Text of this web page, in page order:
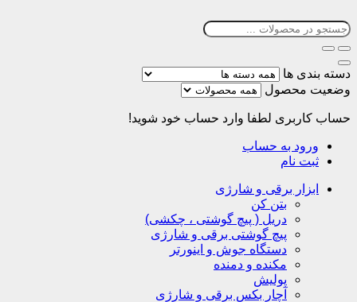
دسته بندی ها
وضعیت محصول
حساب کاربری لطفا وارد حساب خود شوید!
ورود به حساب
ثبت نام
ابزار برقی و شارژی
بتن کن
دریل ( پیچ گوشتی ، چکشی)
پیچ گوشتی برقی و شارژی
دستگاه جوش و اینورتر
مکنده و دمنده
پولیش
آچار بکس برقی و شارژی